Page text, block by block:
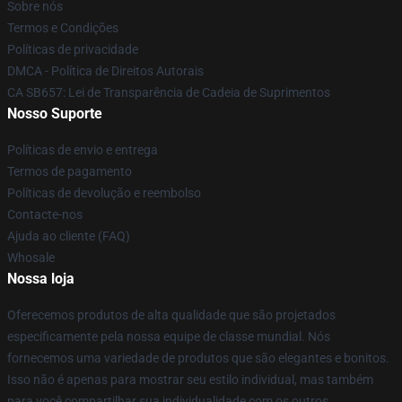
Sobre nós
Termos e Condições
Políticas de privacidade
DMCA - Política de Direitos Autorais
CA SB657: Lei de Transparência de Cadeia de Suprimentos
Nosso Suporte
Políticas de envio e entrega
Termos de pagamento
Políticas de devolução e reembolso
Contacte-nos
Ajuda ao cliente (FAQ)
Whosale
Nossa loja
Oferecemos produtos de alta qualidade que são projetados
especificamente pela nossa equipe de classe mundial. Nós
fornecemos uma variedade de produtos que são elegantes e bonitos.
Isso não é apenas para mostrar seu estilo individual, mas também